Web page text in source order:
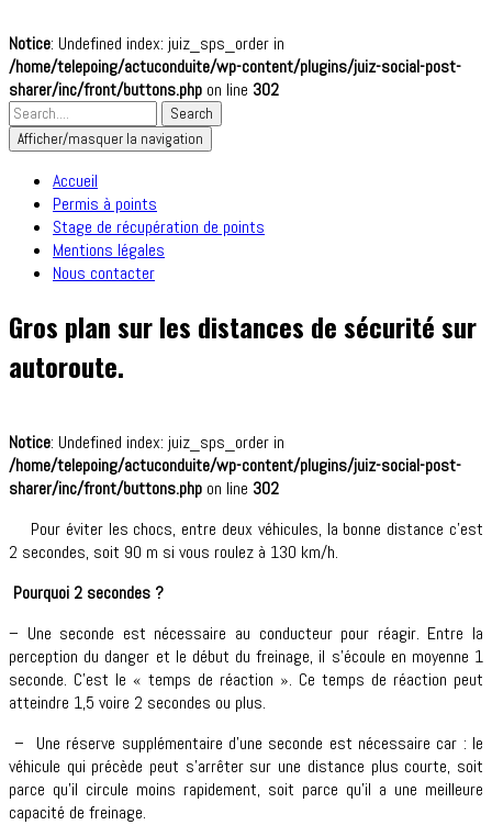
Notice: Undefined index: juiz_sps_order in
/home/telepoing/actuconduite/wp-content/plugins/juiz-social-post-
sharer/inc/front/buttons.php on line 302
Afficher/masquer la navigation
Accueil
Permis à points
Stage de récupération de points
Mentions légales
Nous contacter
Gros plan sur les distances de sécurité sur
autoroute.
Notice: Undefined index: juiz_sps_order in
/home/telepoing/actuconduite/wp-content/plugins/juiz-social-post-
sharer/inc/front/buttons.php on line 302
Pour éviter les chocs, entre deux véhicules, la bonne distance c’est
2 secondes, soit 90 m si vous roulez à 130 km/h.
Pourquoi 2 secondes ?
– Une seconde est nécessaire au conducteur pour réagir. Entre la
perception du danger et le début du freinage, il s’écoule en moyenne 1
seconde. C’est le « temps de réaction ». Ce temps de réaction peut
atteindre 1,5 voire 2 secondes ou plus.
– Une réserve supplémentaire d’une seconde est nécessaire car : le
véhicule qui précède peut s’arrêter sur une distance plus courte, soit
parce qu’il circule moins rapidement, soit parce qu’il a une meilleure
capacité de freinage.